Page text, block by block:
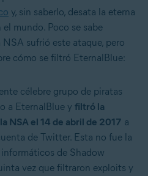
y, sin saberlo, desata la eterna
mundo. Poco se sabe
sufrió este ataque, pero
cómo se filtró EternalBlue:
célebre grupo de piratas
a EternalBlue y filtró la
NSA el 14 de abril de 2017 a
de Twitter. Esta no fue la
de Shadow
vez que filtraron exploits y